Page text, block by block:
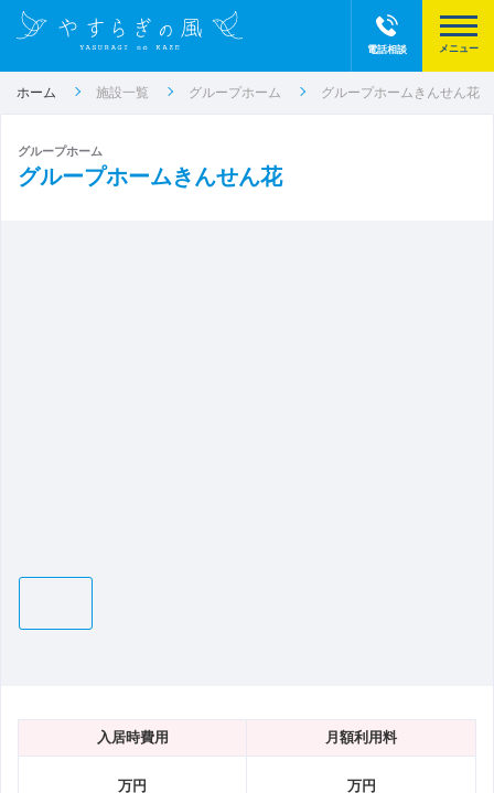
電話相談
ホーム 施設一覧 グループホーム グループホームきんせん花
グループホーム
グループホームきんせん花
入居時費用 月額利用料
万円 万円